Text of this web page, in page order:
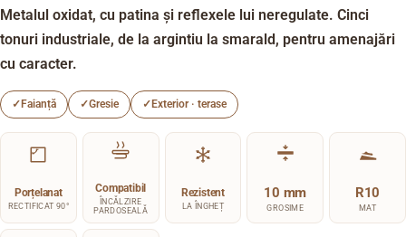
Metalul oxidat, cu patina și reflexele lui neregulate. Cinci
tonuri industriale, de la argintiu la smarald, pentru amenajări
cu caracter.
✓ Faianță ✓Gresie ✓ Exterior · terase
Porțelanat
RECTIFICAT 90°
Compatibil
ÎNCĂLZIRE
PARDOSEALĂ
Rezistent
LA ÎNGHEȚ
10 mm
GROSIME
R10
MAT